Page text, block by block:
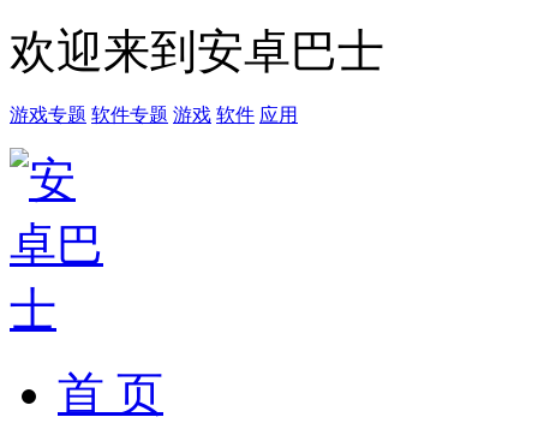
欢迎来到安卓巴士
游戏专题 软件专题 游戏 软件 应用
首 页